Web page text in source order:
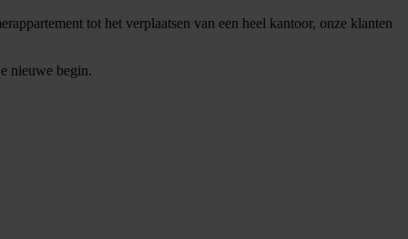
tot het verplaatsen van een heel kantoor, onze klanten
nieuwe begin.